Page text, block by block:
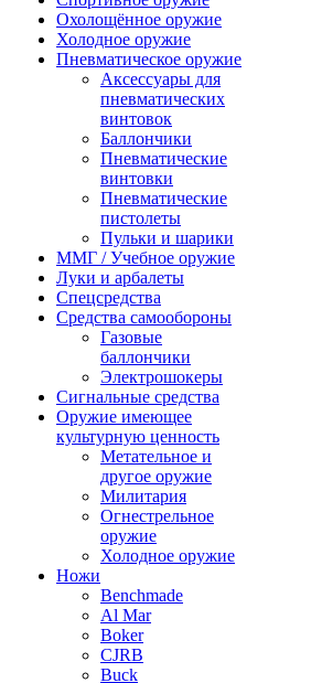
Охолощённое оружие
Холодное оружие
Пневматическое оружие
Аксессуары для
пневматических
винтовок
Баллончики
Пневматические
винтовки
Пневматические
пистолеты
Пульки и шарики
ММГ / Учебное оружие
Луки и арбалеты
Спецсредства
Средства самообороны
Газовые
баллончики
Электрошокеры
Сигнальные средства
Оружие имеющее
культурную ценность
Метательное и
другое оружие
Милитария
Огнестрельное
оружие
Холодное оружие
Ножи
Benchmade
Al Mar
Boker
CJRB
Buck